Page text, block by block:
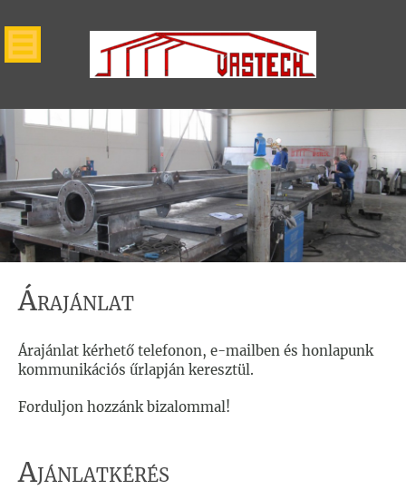
ÁRAJÁNLAT
Árajánlat kérhető telefonon, e-mailben és honlapunk
kommunikációs űrlapján keresztül.
Forduljon hozzánk bizalommal!
AJÁNLATKÉRÉS